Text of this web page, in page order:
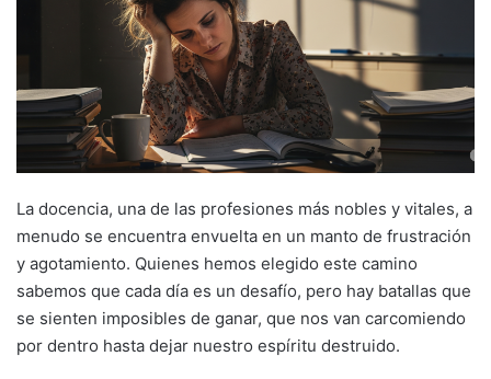
La docencia, una de las profesiones más nobles y vitales, a
menudo se encuentra envuelta en un manto de frustración
y agotamiento. Quienes hemos elegido este camino
sabemos que cada día es un desafío, pero hay batallas que
se sienten imposibles de ganar, que nos van carcomiendo
por dentro hasta dejar nuestro espíritu destruido.